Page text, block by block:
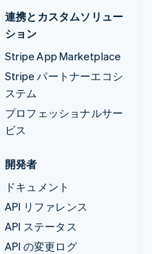
連携とカスタムソリュー
ション
Stripe App Marketplace
Stripe パートナーエコシ
ステム
プロフェッショナルサー
ビス
開発者
ドキュメント
API リファレンス
API ステータス
API の変更ログ